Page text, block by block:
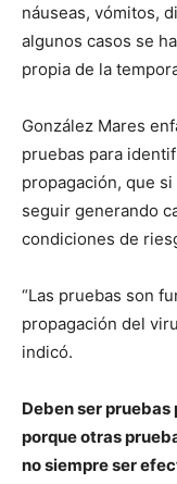
náuseas, vómitos,
algunos casos se
propia de la
González Mares
pruebas para
propagación, que
seguir generando
condiciones de
“Las pruebas son
propagación del
indicó.
Deben ser
porque otras
no siempre ser